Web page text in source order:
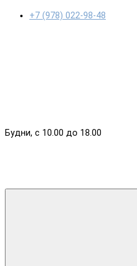
+7 (978) 022-98-48
Будни, с 10.00 до 18.00